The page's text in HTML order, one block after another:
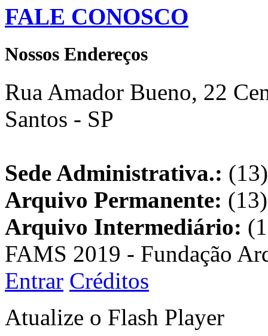
FALE CONOSCO
Nossos Endereços
Rua Amador Bueno, 22
Santos - SP
Sede Administrativa.:
Arquivo Permanente:
Arquivo Intermediário:
FAMS 2019 - Fundação
Entrar Créditos
Atualize o Flash Player